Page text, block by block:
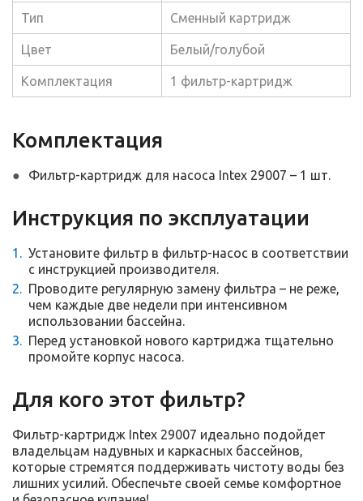
Тип Сменный картридж
Цвет Белый/голубой
Комплектация 1 фильтр-картридж
Комплектация
Фильтр-картридж для насоса Intex 29007 – 1 шт.
Инструкция по эксплуатации
Установите фильтр в фильтр-насос в соответствии
с инструкцией производителя.
Проводите регулярную замену фильтра – не реже,
чем каждые две недели при интенсивном
использовании бассейна.
Перед установкой нового картриджа тщательно
промойте корпус насоса.
Для кого этот фильтр?
Фильтр-картридж Intex 29007 идеально подойдет
владельцам надувных и каркасных бассейнов,
которые стремятся поддерживать чистоту воды без
лишних усилий. Обеспечьте своей семье комфортное